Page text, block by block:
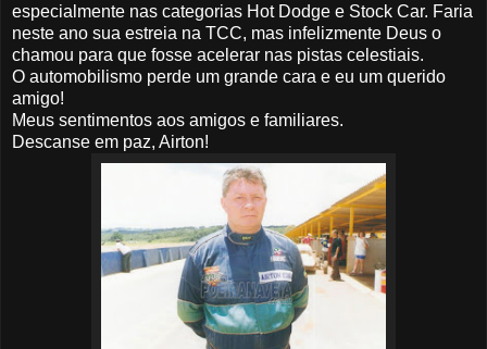
especialmente nas categorias Hot Dodge e Stock Car. Faria
neste ano sua estreia na TCC, mas infelizmente Deus o
chamou para que fosse acelerar nas pistas celestiais.
O automobilismo perde um grande cara e eu um querido
amigo!
Meus sentimentos aos amigos e familiares.
Descanse em paz, Airton!